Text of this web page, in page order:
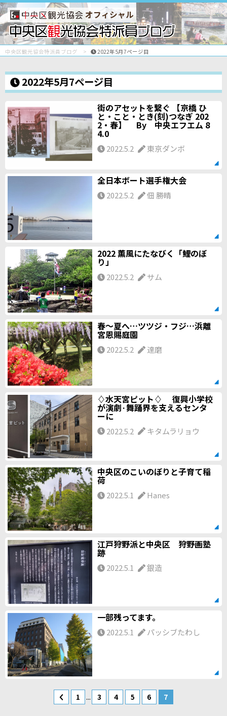
オフィシャル
中央区観光協会特派員ブログ 2022年5月7ページ目
2022年5月7ページ目
街のアセットを繋ぐ 【京橋 ひ
と・こと・とき(刻)つなぎ 202
2・春】 By 中央エフエム 8
4.0
2022.5.2 東京ダンボ
全日本ボート選手権大会
2022.5.2 佃 勝晴
2022 薫風にたなびく「鯉のぼ
り」
2022.5.2 サム
春～夏へ…ツツジ・フジ…浜離
宮恩賜庭園
2022.5.2 達磨
♢水天宮ピット♢ 復興小学校
が演劇·舞踊界を支えるセンタ
ーに
2022.5.2 キタムラリョウ
中央区のこいのぼりと子育て稲
荷
2022.5.1 Hanes
江戸狩野派と中央区 狩野画塾
跡
2022.5.1 銀造
一部残ってます。
2022.5.1 パッシブたわし
1 ... 3 4 5 6 7